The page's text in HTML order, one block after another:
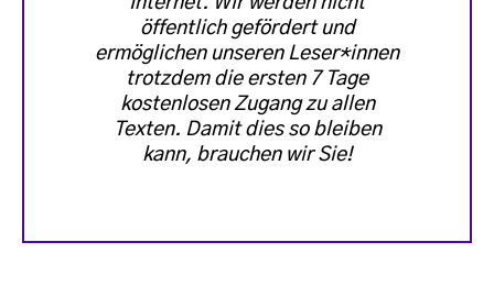
öffentlich gefördert und
ermöglichen unseren Leser*innen
trotzdem die ersten 7 Tage
kostenlosen Zugang zu allen
Texten. Damit dies so bleiben
kann, brauchen wir Sie!